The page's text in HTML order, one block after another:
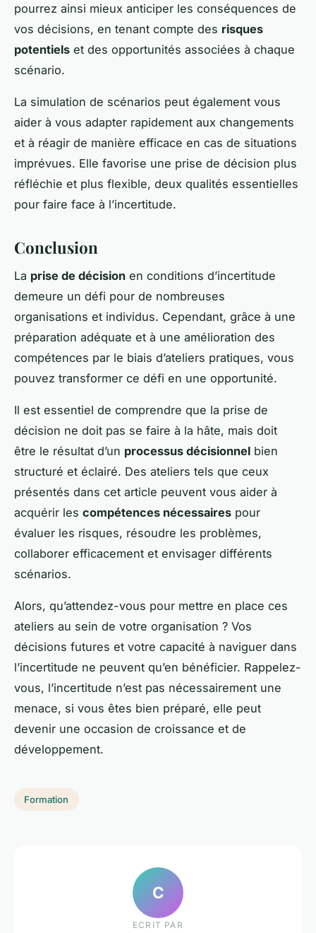
pourrez ainsi mieux anticiper les conséquences de
vos décisions, en tenant compte des risques
potentiels et des opportunités associées à chaque
scénario.
La simulation de scénarios peut également vous
aider à vous adapter rapidement aux changements
et à réagir de manière efficace en cas de situations
imprévues. Elle favorise une prise de décision plus
réfléchie et plus flexible, deux qualités essentielles
pour faire face à l’incertitude.
Conclusion
La prise de décision en conditions d’incertitude
demeure un défi pour de nombreuses
organisations et individus. Cependant, grâce à une
préparation adéquate et à une amélioration des
compétences par le biais d’ateliers pratiques, vous
pouvez transformer ce défi en une opportunité.
Il est essentiel de comprendre que la prise de
décision ne doit pas se faire à la hâte, mais doit
être le résultat d’un processus décisionnel bien
structuré et éclairé. Des ateliers tels que ceux
présentés dans cet article peuvent vous aider à
acquérir les compétences nécessaires pour
évaluer les risques, résoudre les problèmes,
collaborer efficacement et envisager différents
scénarios.
Alors, qu’attendez-vous pour mettre en place ces
ateliers au sein de votre organisation ? Vos
décisions futures et votre capacité à naviguer dans
l’incertitude ne peuvent qu’en bénéficier. Rappelez-
vous, l’incertitude n’est pas nécessairement une
menace, si vous êtes bien préparé, elle peut
devenir une occasion de croissance et de
développement.
Formation
C
ECRIT PAR